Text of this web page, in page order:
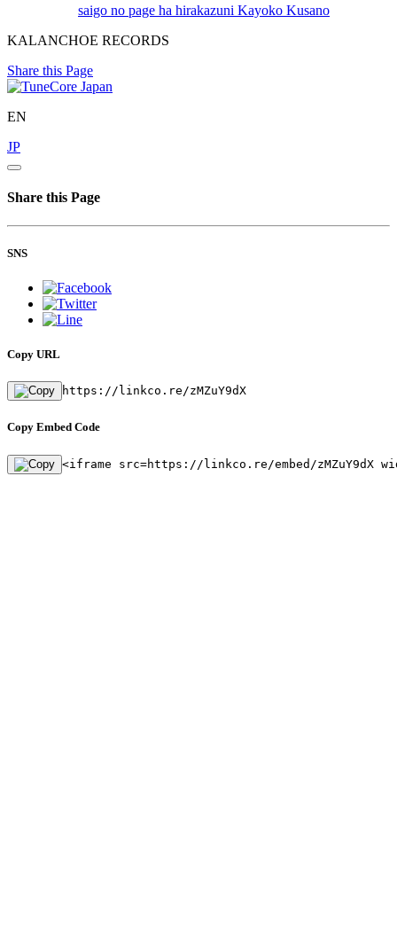
saigo no page ha hirakazuni Kayoko Kusano
KALANCHOE RECORDS
Share this Page
EN
JP
Share this Page
SNS
Copy URL
https://linkco.re/zMZuY9dX
Copy Embed Code
<iframe src=https://linkco.re/embed/zMZuY9dX